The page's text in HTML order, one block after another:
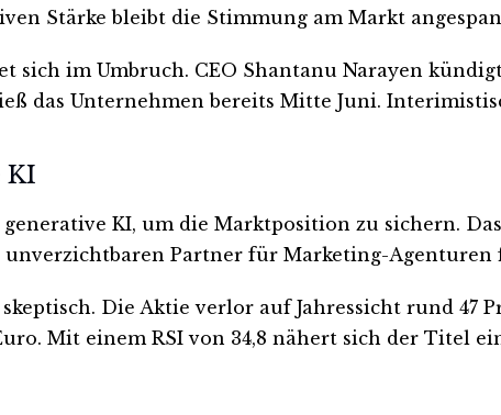
Stärke bleibt die Stimmung am Markt
sich im Umbruch. CEO Shantanu Narayen
das Unternehmen bereits Mitte Juni.
KI
KI, um die Marktposition zu sichern.
unverzichtbaren Partner für Marketing-Agenturen
Die Aktie verlor auf Jahressicht rund 47
Mit einem RSI von 34,8 nähert sich der Titel